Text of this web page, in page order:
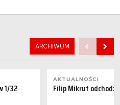
ARCHIWUM
1/32
AKTUALNOŚCI
Filip Mikrut